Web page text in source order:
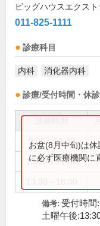
ビッグハウスエクス
011-825-1111
診療科目
内科 消化器内科
診療/受付時間・休診
9:00～12:30
13:30～17:00
お盆(8月中旬)は
に必ず医療機関に
備考: 受付時間
土曜午後